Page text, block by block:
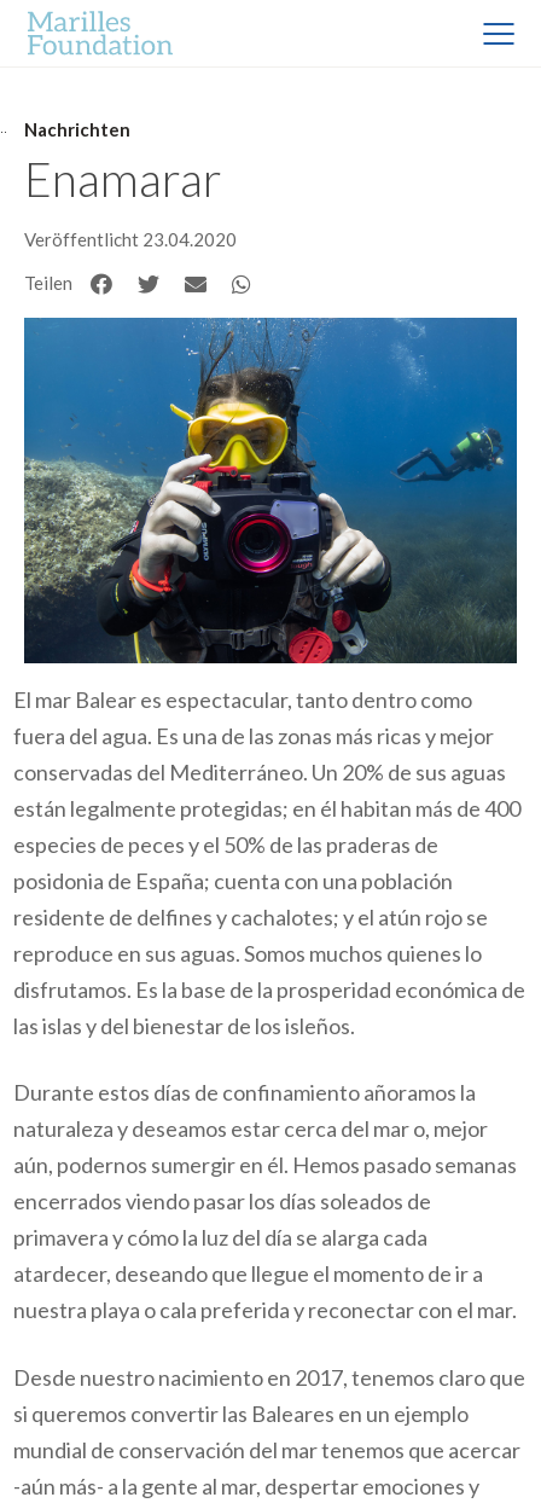
Nachrichten
Enamarar
Veröffentlicht 23.04.2020
Teilen
El mar Balear es espectacular, tanto dentro como
fuera del agua. Es una de las zonas más ricas y mejor
conservadas del Mediterráneo. Un 20% de sus aguas
están legalmente protegidas; en él habitan más de 400
especies de peces y el 50% de las praderas de
posidonia de España; cuenta con una población
residente de delfines y cachalotes; y el atún rojo se
reproduce en sus aguas. Somos muchos quienes lo
disfrutamos. Es la base de la prosperidad económica de
las islas y del bienestar de los isleños.
Durante estos días de confinamiento añoramos la
naturaleza y deseamos estar cerca del mar o, mejor
aún, podernos sumergir en él. Hemos pasado semanas
encerrados viendo pasar los días soleados de
primavera y cómo la luz del día se alarga cada
atardecer, deseando que llegue el momento de ir a
nuestra playa o cala preferida y reconectar con el mar.
Desde nuestro nacimiento en 2017, tenemos claro que
si queremos convertir las Baleares en un ejemplo
mundial de conservación del mar tenemos que acercar
-aún más- a la gente al mar, despertar emociones y